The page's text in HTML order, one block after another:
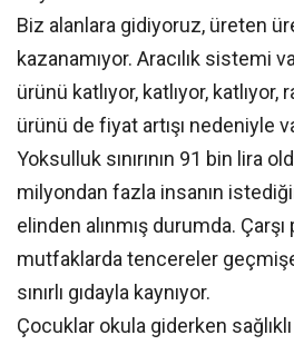
Biz alanlara gidiyoruz, üreten
kazanamıyor. Aracılık sistemi
ürünü katlıyor, katlıyor,
ürünü de fiyat artışı nedeniyle
Yoksulluk sınırının 91 bin lira
milyondan fazla insanın
elinden alınmış durumda. Çarşı
mutfaklarda tencereler geçmişe
sınırlı gıdayla kaynıyor.
Çocuklar okula giderken